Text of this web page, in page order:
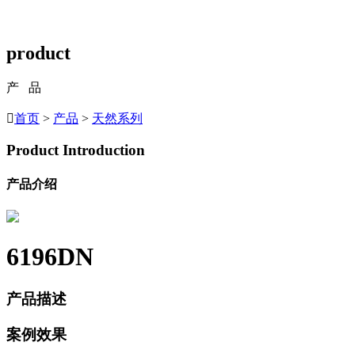
product
产 品
首页 > 产品 > 天然系列
Product Introduction
产品介绍
6196DN
产品描述
案例效果